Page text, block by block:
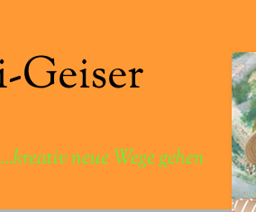
...kreativ neue Wege gehen